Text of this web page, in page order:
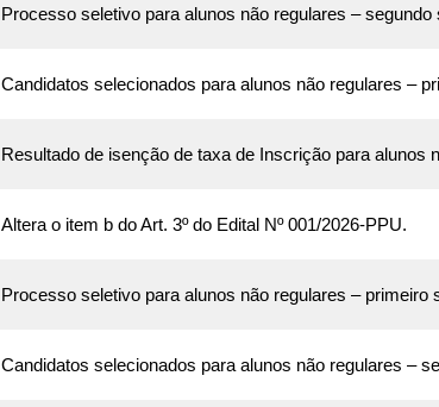
Processo seletivo para alunos não regulares – segundo
Candidatos selecionados para alunos não regulares –
Resultado de isenção de taxa de Inscrição para alunos
Altera o item b do Art. 3º do Edital Nº 001/2026-PPU.
Processo seletivo para alunos não regulares – primeiro
Candidatos selecionados para alunos não regulares –
PROFESSORA ELOÍSA
Professora
lançamento